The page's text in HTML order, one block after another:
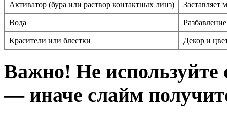
Активатор (бура или раствор контактных линз) Заставляет
Вода
Красители или блестки Декор и
Важно! Не
— иначе слайм